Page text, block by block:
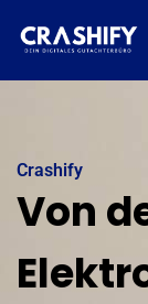
Crashify
Von